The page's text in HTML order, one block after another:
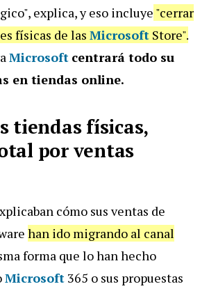
explica, y eso incluye "cerrar
físicas de las Microsoft Store".
Microsoft centrará todo su
en tiendas online.
tiendas físicas,
por ventas
cómo sus ventas de
han ido migrando al canal
forma que lo han hecho
Microsoft 365 o sus propuestas